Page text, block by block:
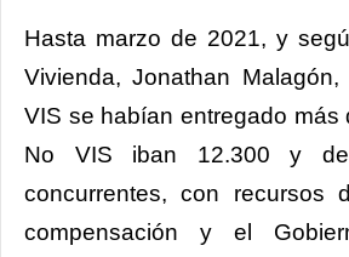
Hasta marzo de 2021, y
Vivienda, Jonathan
VIS se habían entregado más
No VIS iban 12.300 y
concurrentes, con recursos
compensación y el